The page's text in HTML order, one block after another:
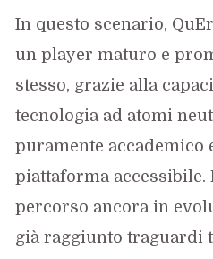
In questo scenario,
un player maturo e
stesso, grazie alla
tecnologia ad atomi
puramente
piattaforma
percorso ancora in
già raggiunto traguardi